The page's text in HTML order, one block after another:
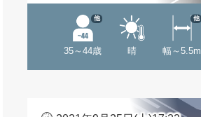
35～44歳
他
晴 幅～5.5m
他